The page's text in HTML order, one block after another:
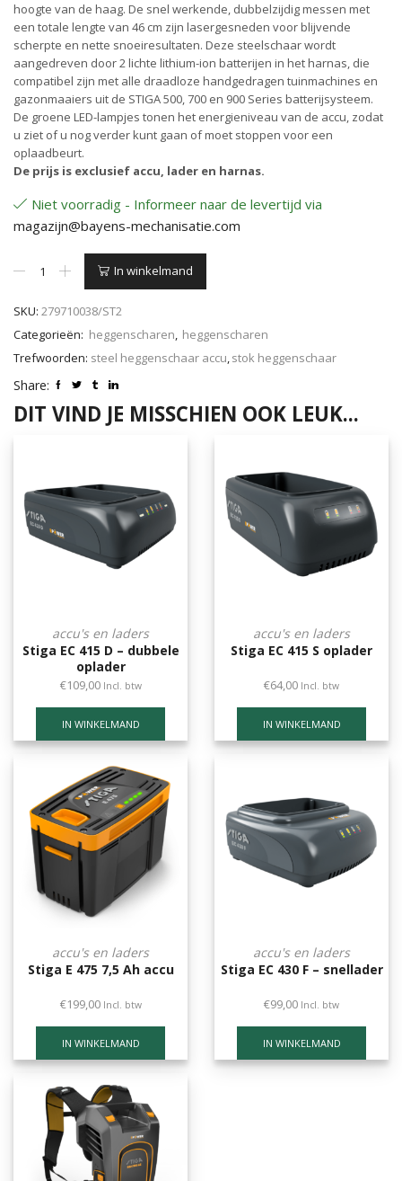
hoogte van de haag. De snel werkende, dubbelzijdig messen met
een totale lengte van 46 cm zijn lasergesneden voor blijvende
scherpte en nette snoeiresultaten. Deze steelschaar wordt
aangedreven door 2 lichte lithium-ion batterijen in het harnas, die
compatibel zijn met alle draadloze handgedragen tuinmachines en
gazonmaaiers uit de STIGA 500, 700 en 900 Series batterijsysteem.
De groene LED-lampjes tonen het energieniveau van de accu, zodat
u ziet of u nog verder kunt gaan of moet stoppen voor een
oplaadbeurt.
De prijs is exclusief accu, lader en harnas.
Niet voorradig - Informeer naar de levertijd via
magazijn@bayens-mechanisatie.com
E
-
Heggenschaar
op
steel
In winkelmand
SKU: 279710038/ST2
Categorieën: heggenscharen heggenscharen
Trefwoorden: steel heggenschaar accu stok heggenschaar
Share:
DIT VIND JE MISSCHIEN OOK LEUK...
accu's en laders
Stiga EC 415 D – dubbele
oplader
€109,00 Incl. btw
IN WINKELMAND
accu's en laders
Stiga EC 415 S oplader
€64,00 Incl. btw
IN WINKELMAND
accu's en laders
Stiga E 475 7,5 Ah accu
€199,00 Incl. btw
IN WINKELMAND
accu's en laders
Stiga EC 430 F – snellader
€99,00 Incl. btw
IN WINKELMAND